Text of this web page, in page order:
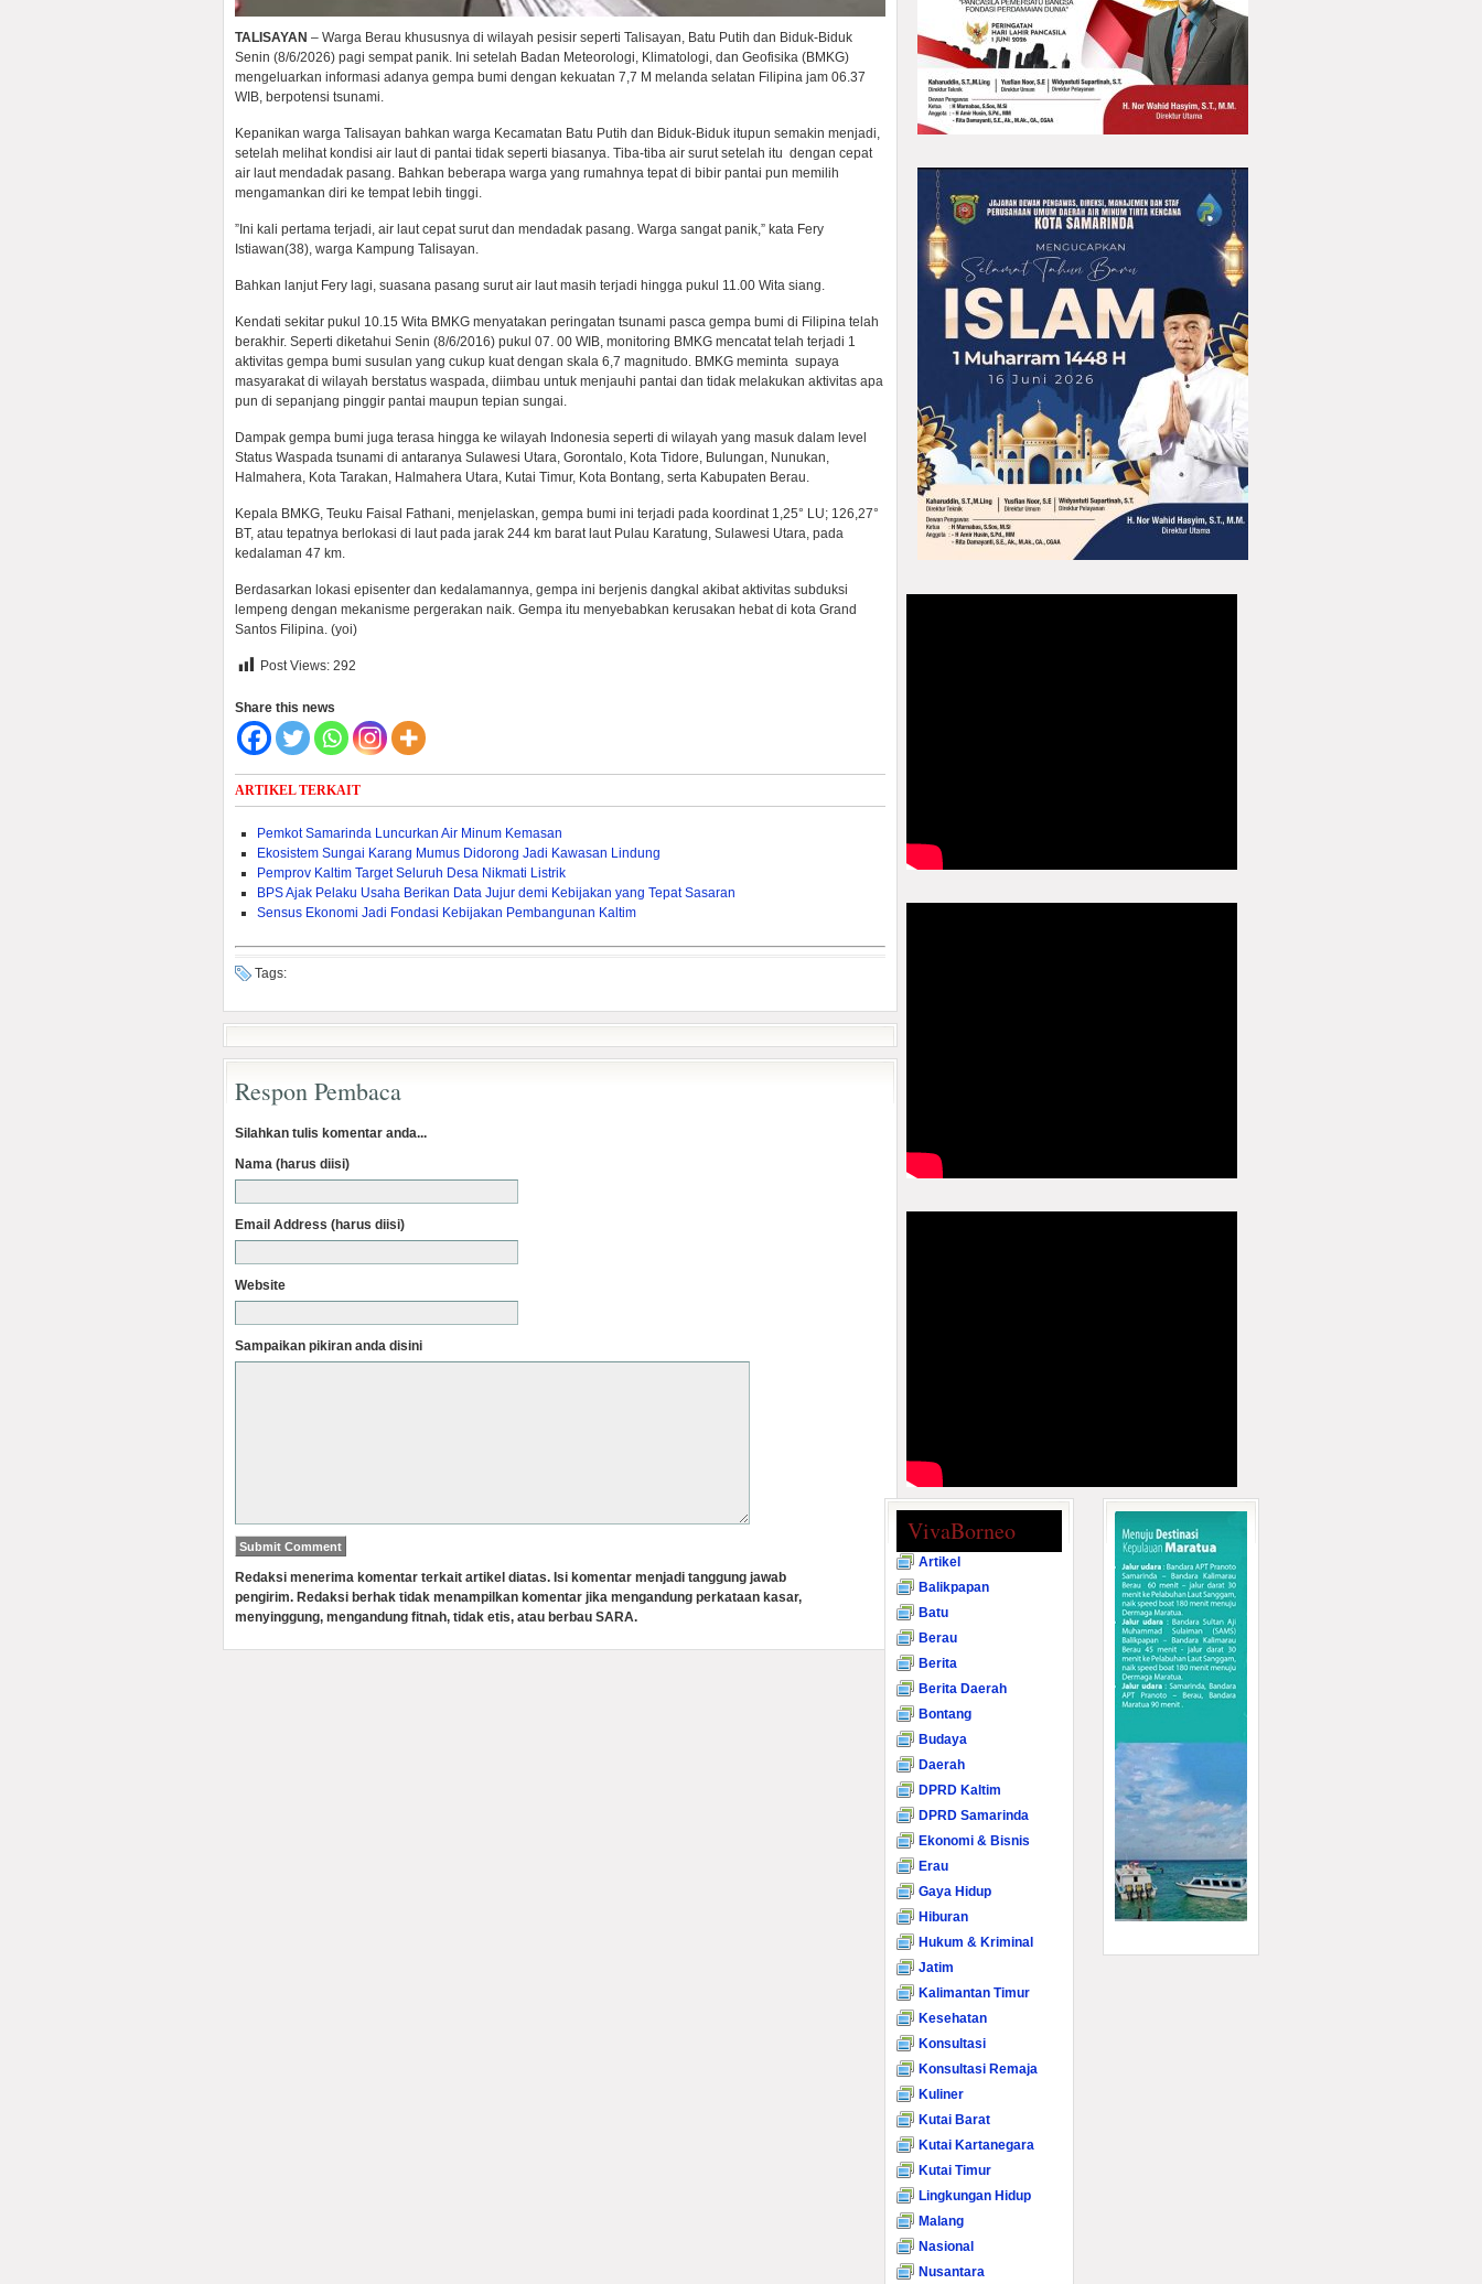
TALISAYAN – Warga Berau khususnya di wilayah pesisir seperti Talisayan, Batu Putih dan Biduk-Biduk
Senin (8/6/2026) pagi sempat panik. Ini setelah Badan Meteorologi, Klimatologi, dan Geofisika (BMKG)
mengeluarkan informasi adanya gempa bumi dengan kekuatan 7,7 M melanda selatan Filipina jam 06.37
WIB, berpotensi tsunami.
‎Kepanikan warga Talisayan bahkan warga Kecamatan Batu Putih dan Biduk-Biduk itupun semakin menjadi,
setelah melihat kondisi air laut di pantai tidak seperti biasanya. Tiba-tiba air surut setelah itu dengan cepat
air laut mendadak pasang. ‎Bahkan beberapa warga yang rumahnya tepat di bibir pantai pun memilih
mengamankan diri ke tempat lebih tinggi.
‎”Ini kali pertama terjadi, air laut cepat surut dan mendadak pasang. Warga sangat panik,” kata Fery
Istiawan(38), warga Kampung Talisayan.
‎Bahkan lanjut Fery lagi, suasana pasang surut air laut masih terjadi hingga pukul 11.00 Wita siang.
‎Kendati sekitar pukul 10.15 Wita BMKG menyatakan peringatan tsunami pasca gempa bumi di Filipina telah
berakhir. Seperti diketahui Senin (8/6/2016) pukul 07. 00 WIB, monitoring BMKG mencatat telah terjadi 1
aktivitas gempa bumi susulan yang cukup kuat dengan skala 6,7 magnitudo. BMKG meminta supaya
masyarakat di wilayah berstatus waspada, diimbau untuk menjauhi pantai dan tidak melakukan aktivitas apa
pun di sepanjang pinggir pantai maupun tepian sungai.
‎Dampak gempa bumi juga terasa hingga ke wilayah Indonesia seperti di wilayah ‎yang masuk dalam level
Status Waspada tsunami di antaranya Sulawesi Utara, Gorontalo, Kota Tidore, Bulungan, Nunukan,
Halmahera, Kota Tarakan, Halmahera Utara, Kutai Timur, Kota Bontang, serta Kabupaten Berau.
‎Kepala BMKG, Teuku Faisal Fathani, menjelaskan, gempa bumi ini terjadi pada koordinat 1,25° LU; 126,27°
BT, atau tepatnya berlokasi di laut pada jarak 244 km barat laut Pulau Karatung, Sulawesi Utara, pada
kedalaman 47 km.
Berdasarkan lokasi episenter dan kedalamannya, gempa ini berjenis dangkal akibat aktivitas subduksi
lempeng dengan mekanisme pergerakan naik. Gempa itu menyebabkan kerusakan hebat di kota Grand
Santos Filipina. (yoi)
Post Views: 292
Share this news
ARTIKEL TERKAIT
Pemkot Samarinda Luncurkan Air Minum Kemasan
Ekosistem Sungai Karang Mumus Didorong Jadi Kawasan Lindung
Pemprov Kaltim Target Seluruh Desa Nikmati Listrik
BPS Ajak Pelaku Usaha Berikan Data Jujur demi Kebijakan yang Tepat Sasaran
Sensus Ekonomi Jadi Fondasi Kebijakan Pembangunan Kaltim
Tags:
Respon Pembaca
Silahkan tulis komentar anda...
Nama (harus diisi)
Email Address (harus diisi)
Website
Sampaikan pikiran anda disini
Redaksi menerima komentar terkait artikel diatas. Isi komentar menjadi tanggung jawab
pengirim. Redaksi berhak tidak menampilkan komentar jika mengandung perkataan kasar,
menyinggung, mengandung fitnah, tidak etis, atau berbau SARA.
VivaBorneo
Artikel
Balikpapan
Batu
Berau
Berita
Berita Daerah
Bontang
Budaya
Daerah
DPRD Kaltim
DPRD Samarinda
Ekonomi & Bisnis
Erau
Gaya Hidup
Hiburan
Hukum & Kriminal
Jatim
Kalimantan Timur
Kesehatan
Konsultasi
Konsultasi Remaja
Kuliner
Kutai Barat
Kutai Kartanegara
Kutai Timur
Lingkungan Hidup
Malang
Nasional
Nusantara